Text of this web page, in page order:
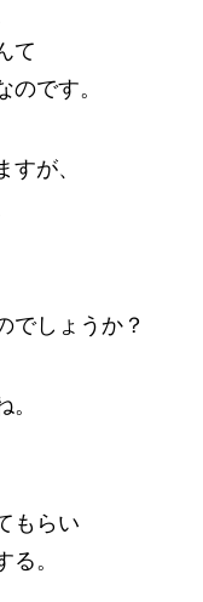
て
です。
が、
でしょうか？
もらい
。